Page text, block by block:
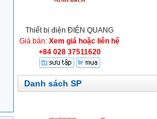
Thiết bị điện ĐIỆN QUANG
Giá bán: Xem giá hoặc liên hệ
+84 028 37511620
Danh sách SP